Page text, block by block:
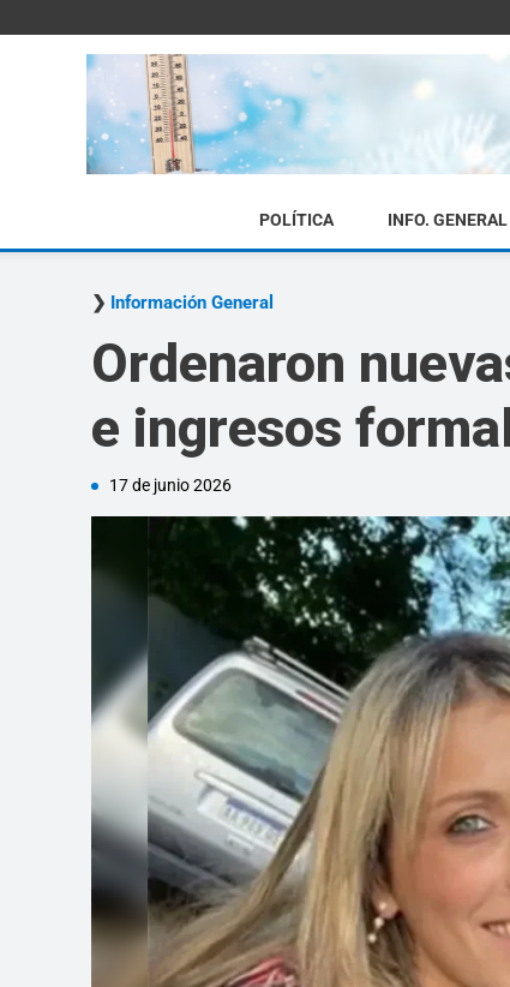
POLÍTICA INFO. GENERAL
Información General
Ordenaron
e ingresos
17 de junio 2026